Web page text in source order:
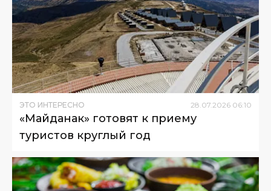
ЭТО ИНТЕРЕСНО 28 07 2026 06:10
«Майданак» готовят к приему
туристов круглый год